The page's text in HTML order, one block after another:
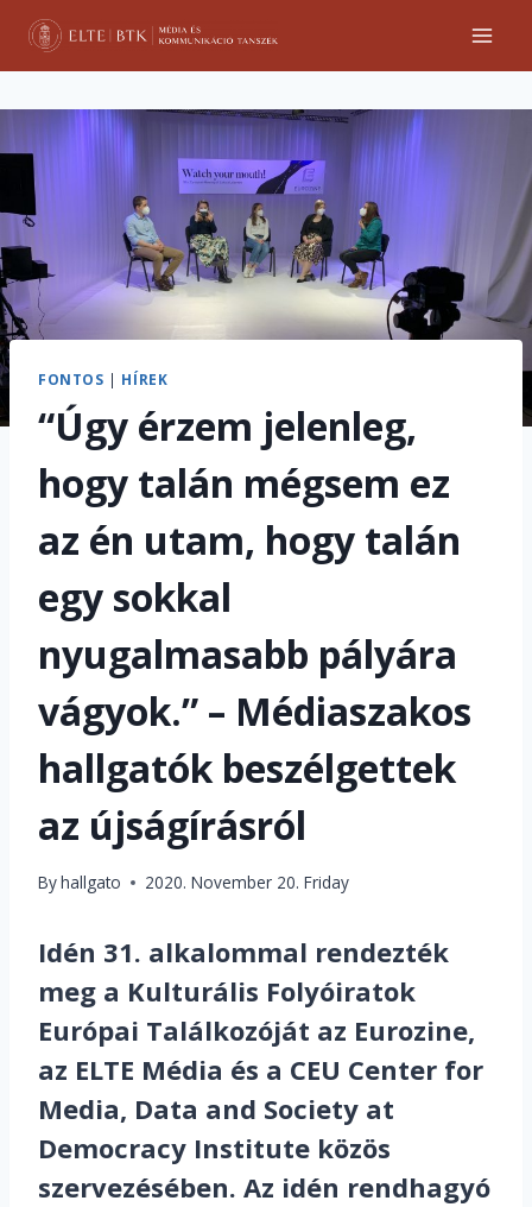
Skip
content
FONTOS | HÍREK
“Úgy érzem jelenleg,
hogy talán mégsem ez
az én utam, hogy talán
egy sokkal
nyugalmasabb pályára
vágyok.” – Médiaszakos
hallgatók beszélgettek
az újságírásról
Byhallgato 2020. November 20. Friday
Idén 31. alkalommal rendezték
meg a Kulturális Folyóiratok
Európai Találkozóját az Eurozine,
az ELTE Média és a CEU Center for
Media, Data and Society at
Democracy Institute közös
szervezésében. Az idén rendhagyó